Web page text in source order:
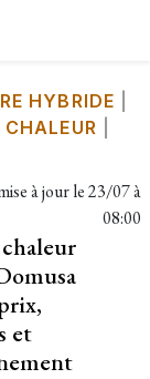
HYBRIDE
à jour le23/07 à
08:00
et